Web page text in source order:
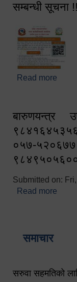
सम्बन्धी सूचना !!
Read more
बारुणयन्त्र
०५७-
Submitted on:
Read more
समाचार
सरुवा सहमतिको